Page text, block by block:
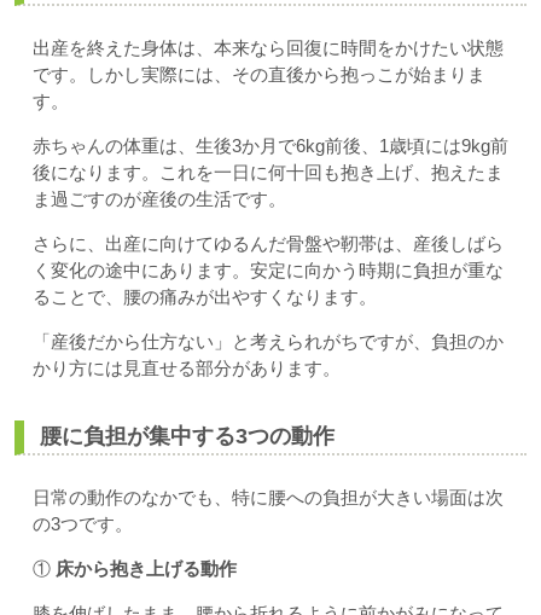
出産を終えた身体は、本来なら回復に時間をかけたい状態
です。しかし実際には、その直後から抱っこが始まりま
す。
赤ちゃんの体重は、生後3か月で6kg前後、1歳頃には9kg前
後になります。これを一日に何十回も抱き上げ、抱えたま
ま過ごすのが産後の生活です。
さらに、出産に向けてゆるんだ骨盤や靭帯は、産後しばら
く変化の途中にあります。安定に向かう時期に負担が重な
ることで、腰の痛みが出やすくなります。
「産後だから仕方ない」と考えられがちですが、負担のか
かり方には見直せる部分があります。
腰に負担が集中する3つの動作
日常の動作のなかでも、特に腰への負担が大きい場面は次
の3つです。
① 床から抱き上げる動作